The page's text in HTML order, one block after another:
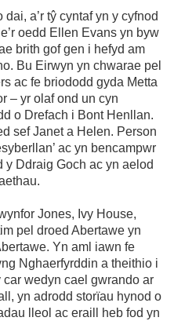
a’r tŷ cyntaf yn y cyfnod
oedd Ellen Evans yn byw
brith gof gen i hefyd am
Bu Eirwyn yn chwarae pel
ac fe briododd gyda Metta
– yr olaf ond un cyn
o Drefach i Bont Henllan.
sef Janet a Helen. Person
ac yn bencampwr
Ddraig Goch ac yn aelod
cystadlaethau.
Jones, Ivy House,
pel droed Abertawe yn
Yn aml iawn fe
Nghaerfyrddin a theithio i
wedyn cael gwrando ar
yn adrodd storïau hynod o
lleol ac eraill heb fod yn